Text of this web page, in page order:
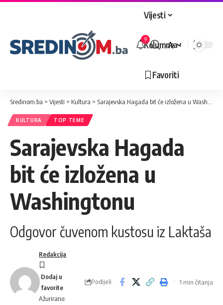
Vijesti
Kolumne
Favoriti
9
Veličina
Aa
Sredinom.ba > Vijesti > Kultura > Sarajevska Hagada bit će izložena u Washingtonu
KULTURA TOP TEME
Sarajevska Hagada
bit će izložena u
Washingtonu
Odgovor čuvenom kustosu iz Laktaša
Ažurirano:
Redakcija
Podijeli 1 min čitanja